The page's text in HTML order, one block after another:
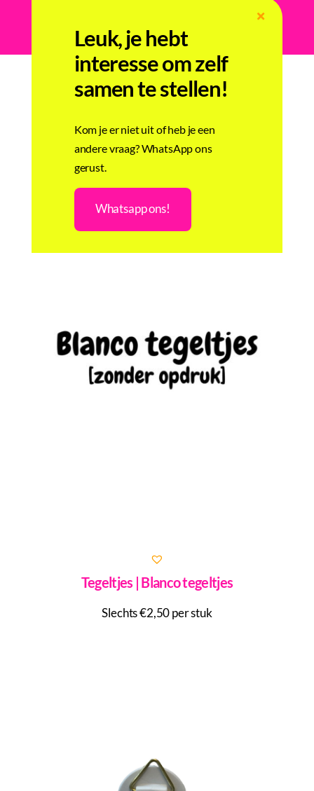
Tegeltjes | Blanco tegeltjes
Slechts €2,50 per stuk
Leuk, je hebt
interesse om zelf
samen te stellen!
Kom je er niet uit of heb je een
andere vraag? WhatsApp ons
gerust.
Whatsapp ons!